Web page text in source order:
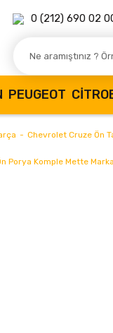
0 (212) 690 02
PEUGEOT
Chevrolet Cruze Ön